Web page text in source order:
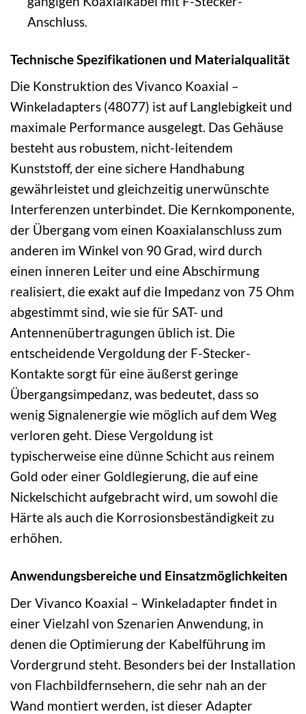
Anschluss.
Technische Spezifikationen und Materialqualität
Die Konstruktion des Vivanco Koaxial –
Winkeladapters (48077) ist auf Langlebigkeit und
maximale Performance ausgelegt. Das Gehäuse
besteht aus robustem, nicht-leitendem
Kunststoff, der eine sichere Handhabung
gewährleistet und gleichzeitig unerwünschte
Interferenzen unterbindet. Die Kernkomponente,
der Übergang vom einen Koaxialanschluss zum
anderen im Winkel von 90 Grad, wird durch
einen inneren Leiter und eine Abschirmung
realisiert, die exakt auf die Impedanz von 75 Ohm
abgestimmt sind, wie sie für SAT- und
Antennenübertragungen üblich ist. Die
entscheidende Vergoldung der F-Stecker-
Kontakte sorgt für eine äußerst geringe
Übergangsimpedanz, was bedeutet, dass so
wenig Signalenergie wie möglich auf dem Weg
verloren geht. Diese Vergoldung ist
typischerweise eine dünne Schicht aus reinem
Gold oder einer Goldlegierung, die auf eine
Nickelschicht aufgebracht wird, um sowohl die
Härte als auch die Korrosionsbeständigkeit zu
erhöhen.
Anwendungsbereiche und Einsatzmöglichkeiten
Der Vivanco Koaxial – Winkeladapter findet in
einer Vielzahl von Szenarien Anwendung, in
denen die Optimierung der Kabelführung im
Vordergrund steht. Besonders bei der Installation
von Flachbildfernsehern, die sehr nah an der
Wand montiert werden, ist dieser Adapter